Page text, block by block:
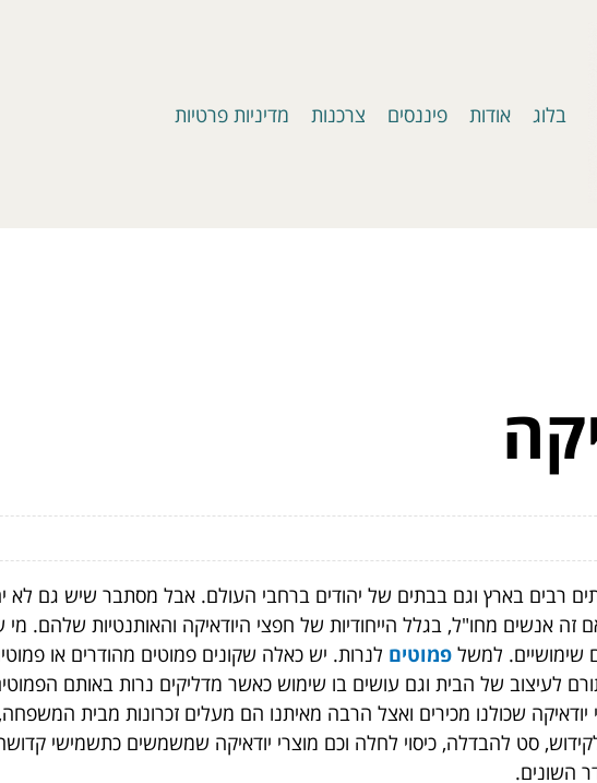
בלוג אודות פיננסים צרכנות מדיניות פרטיות
רבים בארץ וגם בבתים של יהודים ברחבי העולם. אבל מסתבר שיש גם לא
אם זה אנשים מחו"ל, בגלל הייחודיות של חפצי היודאיקה והאותנטיות שלהם.
שימושיים. למשל פמוטים לנרות. יש כאלה שקונים פמוטים מהודרים או
לעיצוב של הבית וגם עושים בו שימוש כאשר מדליקים נרות באותם
יודאיקה שכולנו מכירים ואצל הרבה מאיתנו הם מעלים זכרונות מבית
לקידוש, סט להבדלה, כיסוי לחלה וכם מוצרי יודאיקה שמשמשים כתשמישי
השונים.